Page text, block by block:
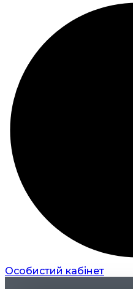
Особистий кабінет